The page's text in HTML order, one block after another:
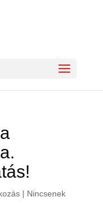
| Nincsenek